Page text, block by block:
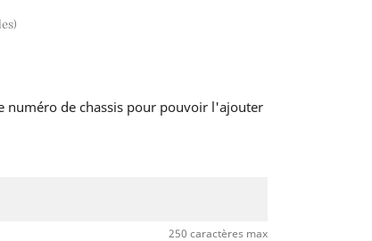
numéro de chassis pour pouvoir l'ajouter
250 caractères max